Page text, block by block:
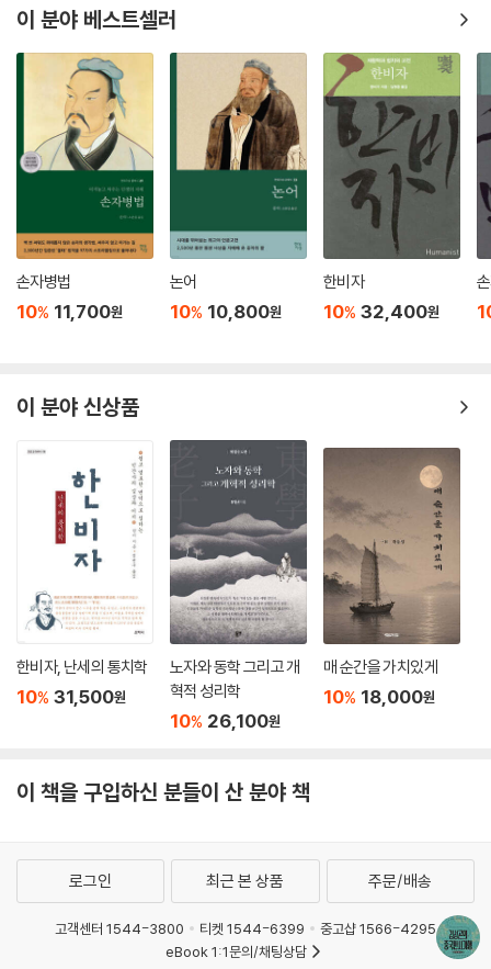
이 분야 베스트셀러
손자병법
10% 11,700원
논어
10% 10,800원
한비자
10% 32,400원
이 분야 신상품
한비자, 난세의 통치학
10% 31,500원
노자와 동학 그리고 개
혁적 성리학
10% 26,100원
매 순간을 가치있게
10% 18,000원
이 책을 구입하신 분들이 산 분야 책
로그인 최근 본 상품 주문/배송
고객센터 1544-3800 티켓 1544-6399
중고샵 1566-4295
eBook 1:1문의/채팅상담